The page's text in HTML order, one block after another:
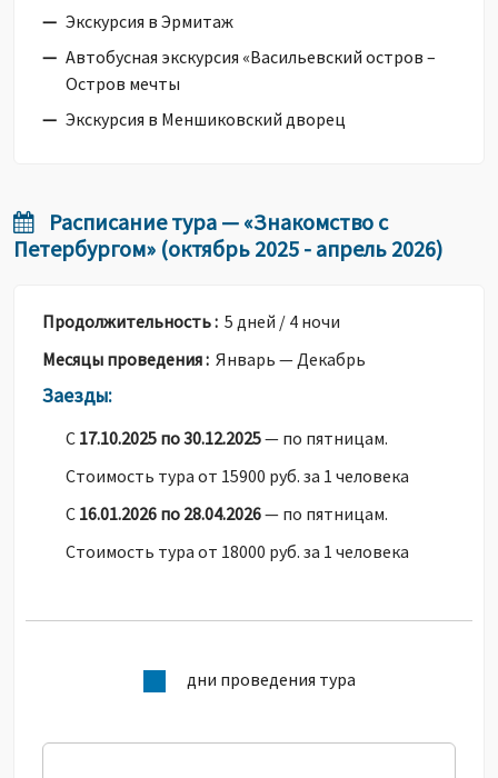
Экскурсия в Эрмитаж
Автобусная экскурсия «Васильевский остров –
Остров мечты
Экскурсия в Меншиковский дворец
Расписание тура — «Знакомство с
Петербургом» (октябрь 2025 - апрель 2026)
Продолжительность : 5 дней / 4 ночи
Месяцы проведения : Январь — Декабрь
Заезды:
С 17.10.2025 по 30.12.2025— по пятницам.
Стоимость тура от 15900 руб. за 1 человека
С 16.01.2026 по 28.04.2026— по пятницам.
Стоимость тура от 18000 руб. за 1 человека
дни проведения тура